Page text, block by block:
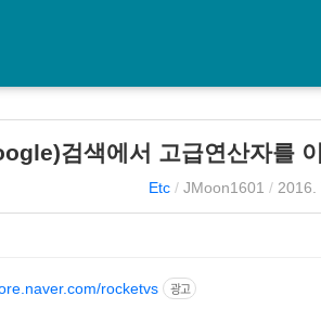
검색에서 고급연산자를
Etc / JMoon1601 / 2016.
rocketvs 광고